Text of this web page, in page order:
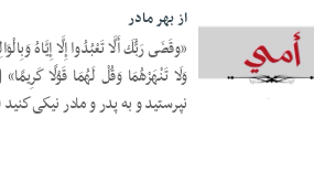
از بهر مادر
«وقَضَى رَبُّكَ أَلَّا تَعْبُدُوا إِلَّا إِيَّاهُ
نپرستيد و به پدر و مادر نيكی